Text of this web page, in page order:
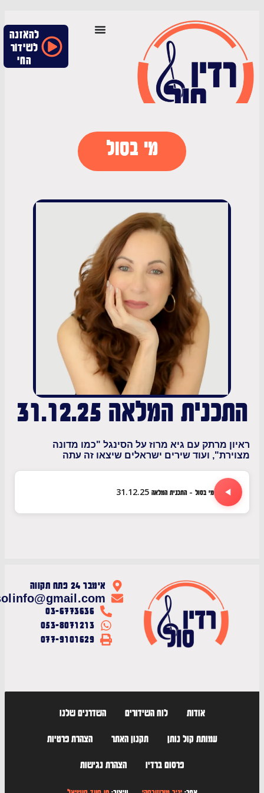
להאזנה
לשידור
החי
מי בסול
המלאה 31.12.25
מרתק עם גיא מרוז על הסינגל "כמו מדונה
ועוד שירים ישראלים שיצאו זה עתה
מי בסול - התכנית המלאה 31.12.25
אימבר 24 פתח תקווה
radiosolinfo@gmail.com
03-6773636
053-8071213
077-9101629
לוח השידורים השדרנים שלנו
עמותת קול נותן תקנון האתר הצהרת פרטיות
פרסום ברדיו הצהרת נגישות